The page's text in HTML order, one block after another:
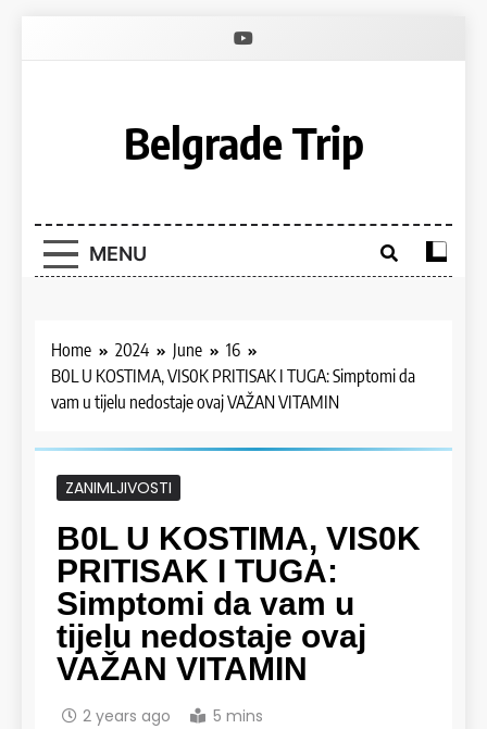
Belgrade Trip
MENU
Home 2024 June
16
B0L U KOSTIMA, VIS0K PRITISAK I TUGA: Simptomi da
vam u tijelu nedostaje ovaj VAŽAN VITAMIN
ZANIMLJIVOSTI
B0L U KOSTIMA, VIS0K
PRITISAK I TUGA:
Simptomi da vam u
tijelu nedostaje ovaj
VAŽAN VITAMIN
2 years ago 5 mins